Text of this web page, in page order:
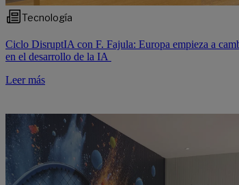
Tecnología
Ciclo DisruptIA con F. Fajula: Europa empieza a
en el desarrollo de la IA
Leer más